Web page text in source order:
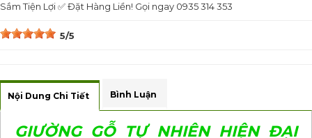
Sắm Tiện Lợi ✅ Đặt Hàng Liền! Gọi ngay 0935 314 353
5/5
Nội Dung Chi Tiết Bình Luận
GIƯỜNG GỖ TỰ NHIÊN HIỆN ĐẠI